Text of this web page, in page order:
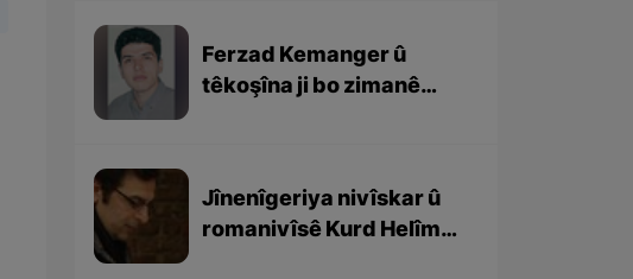
Ferzad Kemanger û
têkoşîna ji bo zimanê
Jînenîgeriya nivîskar û
romanivîsê Kurd Helîm